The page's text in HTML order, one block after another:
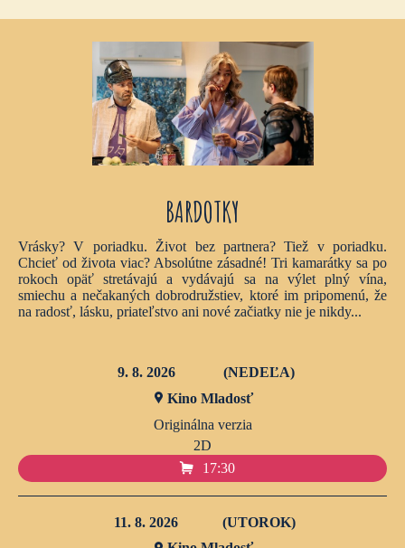
BARDOTKY
Vrásky? V poriadku. Život bez partnera? Tiež v poriadku.
Chcieť od života viac? Absolútne zásadné! Tri kamarátky sa po
rokoch opäť stretávajú a vydávajú sa na výlet plný vína,
smiechu a nečakaných dobrodružstiev, ktoré im pripomenú, že
na radosť, lásku, priateľstvo ani nové začiatky nie je nikdy...
9. 8. 2026
(NEDEĽA)
Kino Mladosť
Originálna verzia
2D
17:30
11. 8. 2026
(UTOROK)